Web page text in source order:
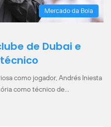
Mercado da Bola
de Dubai e
como jogador, Andrés Iniesta
como técnico de…